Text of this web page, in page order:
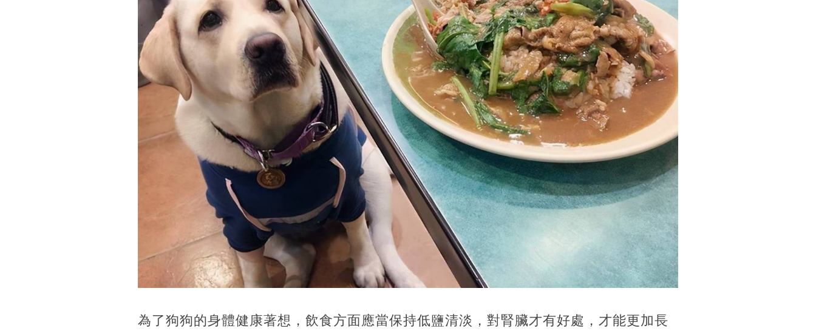
為了狗狗的身體健康著想，飲食方面應當保持低鹽清淡，對腎臟才有好處，才能更加長